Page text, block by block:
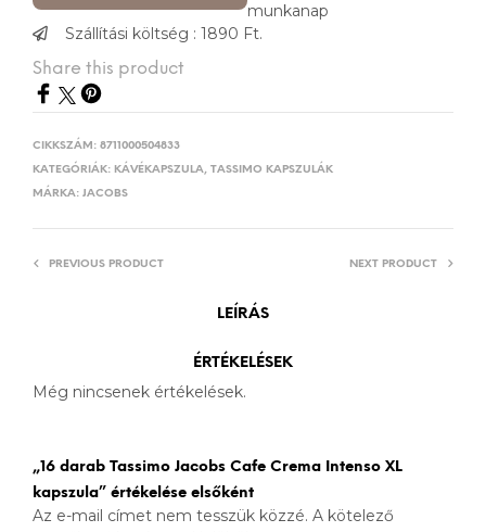
munkanap
Szállítási költség : 1890 Ft.
Share this product
CIKKSZÁM: 8711000504833
KATEGÓRIÁK: KÁVÉKAPSZULA, TASSIMO KAPSZULÁK
MÁRKA: JACOBS
PREVIOUS PRODUCT NEXT PRODUCT
LEÍRÁS
ÉRTÉKELÉSEK
Még nincsenek értékelések.
„16 darab Tassimo Jacobs Cafe Crema Intenso XL
kapszula” értékelése elsőként
Az e-mail címet nem tesszük közzé. A kötelező